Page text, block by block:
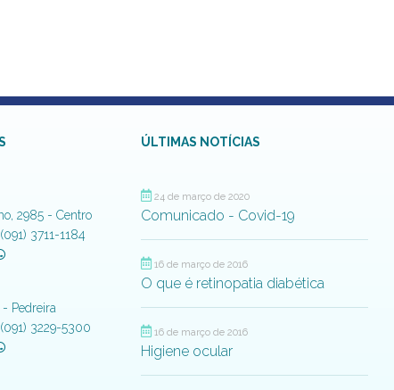
2985 - Centro
3711-1184
Pedreira
3229-5300
ÚLTIMAS NOTÍCIAS
24 de março de 2020
Comunicado - Covid-19
16 de março de 2016
O que é retinopatia diabética
16 de março de 2016
Higiene ocular